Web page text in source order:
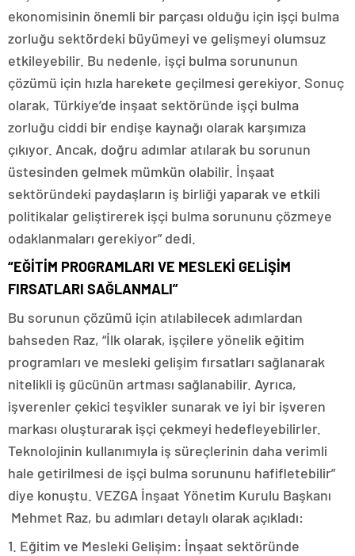
ekonomisinin önemli bir parçası olduğu için işçi bulma
zorluğu sektördeki büyümeyi ve gelişmeyi olumsuz
etkileyebilir. Bu nedenle, işçi bulma sorununun
çözümü için hızla harekete geçilmesi gerekiyor. Sonuç
olarak, Türkiye’de inşaat sektöründe işçi bulma
zorluğu ciddi bir endişe kaynağı olarak karşımıza
çıkıyor. Ancak, doğru adımlar atılarak bu sorunun
üstesinden gelmek mümkün olabilir. İnşaat
sektöründeki paydaşların iş birliği yaparak ve etkili
politikalar geliştirerek işçi bulma sorununu çözmeye
odaklanmaları gerekiyor” dedi.
“EĞİTİM PROGRAMLARI VE MESLEKİ GELİŞİM
FIRSATLARI SAĞLANMALI”
Bu sorunun çözümü için atılabilecek adımlardan
bahseden Raz, “İlk olarak, işçilere yönelik eğitim
programları ve mesleki gelişim fırsatları sağlanarak
nitelikli iş gücünün artması sağlanabilir. Ayrıca,
işverenler çekici teşvikler sunarak ve iyi bir işveren
markası oluşturarak işçi çekmeyi hedefleyebilirler.
Teknolojinin kullanımıyla iş süreçlerinin daha verimli
hale getirilmesi de işçi bulma sorununu hafifletebilir”
diye konuştu. VEZGA İnşaat Yönetim Kurulu Başkanı
Mehmet Raz, bu adımları detaylı olarak açıkladı:
1. Eğitim ve Mesleki Gelişim: İnşaat sektöründe